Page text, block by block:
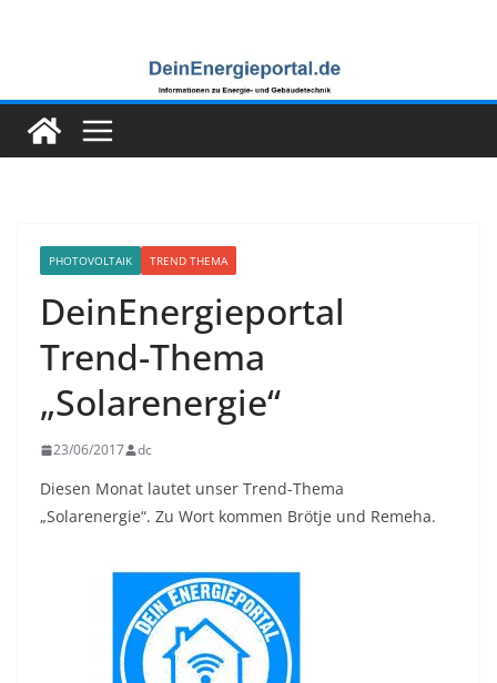
PHOTOVOLTAIK TREND THEMA
DeinEnergieportal
Trend-Thema
„Solarenergie“
23/06/2017 dc
Diesen Monat lautet unser Trend-Thema
„Solarenergie“. Zu Wort kommen Brötje und Remeha.